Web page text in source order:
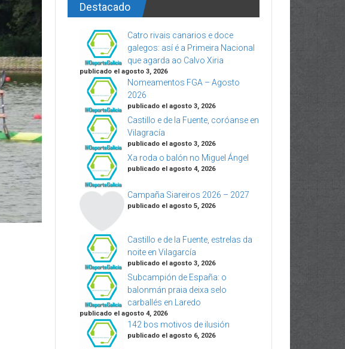
Destacado
Catro rivais canarios e doce
galegos: así é a Primeira Nacional
que agarda ao Calvo Xiria
publicado el agosto 3, 2026
Nomeamentos FGA – Agosto
2026
publicado el agosto 3, 2026
Castillo e de la Fuente, coróanse en
Vilagracía
publicado el agosto 3, 2026
Xa roda o balón no Miguel Ángel
publicado el agosto 4, 2026
Campaña Siareiros 2026 – 2027
publicado el agosto 5, 2026
Castillo e de la Fuente, estrelas da
noite en Vilagarcía
publicado el agosto 3, 2026
Subcampión de España: o
balonmán praia deixa selo
carballés en Laredo
publicado el agosto 4, 2026
142 bos motivos de ilusión
publicado el agosto 6, 2026